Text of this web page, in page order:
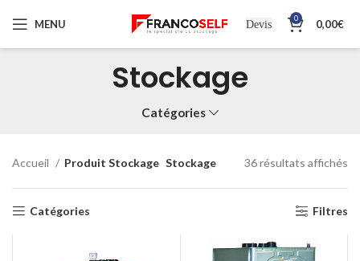
MENU Devis 0 0,00€
Stockage
Catégories
Accueil Produit Stockage Stockage 36 résultats affichés
Catégories Filtres